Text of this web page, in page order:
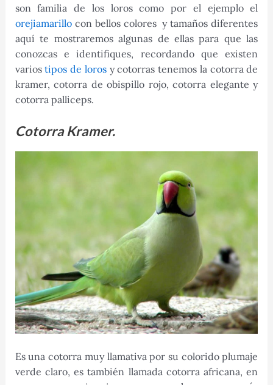
son familia de los loros como por el ejemplo el
orejiamarillocon bellos colores y tamaños diferentes
aquí te mostraremos algunas de ellas para que las
conozcas e identifiques, recordando que existen
variostipos de lorosy cotorras tenemos la cotorra de
kramer, cotorra de obispillo rojo, cotorra elegante y
cotorra palliceps.
Cotorra Kramer.
Es una cotorra muy llamativa por su colorido plumaje
verde claro, es también llamada cotorra africana, en